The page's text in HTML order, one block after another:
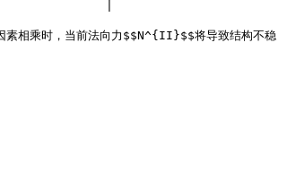
|
素相乘时，当前法向力$$N^{II}$$将导致结构不稳